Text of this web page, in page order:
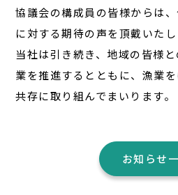
協議会の構成員の皆様からは
に対する期待の声を頂戴いたし
当社は引き続き、地域の皆様
業を推進するとともに、漁業
共存に取り組んでまいります。
お知らせ